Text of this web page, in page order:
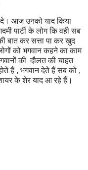
दे। आज उनको याद किया
पार्टी के लोग कि वही सब
बात कर सत्ता पा कर खुद
को भगवान कहने का काम
की दौलत की चाहत
हैं , भगवान देते हैं सब को ,
के शेर याद आ रहे हैं।